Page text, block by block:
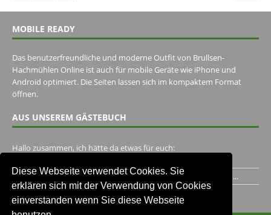
Diese Webseite verwendet Cookies. Sie
erklären sich mit der Verwendung von Cookies
einverstanden wenn Sie diese Webseite
MOBILE READY
Das benutzerfreundliche und moderne Outfit von Brullsen-
Hachmühlen Online ist auch für mobile Geräte wie iPhone und
Android optimiert. Die Seiten lassen sich im kompaktem Format
öffnen.
AUS UNSEREM GÄSTEBUCH
Hallo zusammen, ich hätte da etwas für euch:
Ich habe ein Jahr im Gasthaus Hugo Pape verbracht..Habe ihn...
Unser Gästebuch besuchen